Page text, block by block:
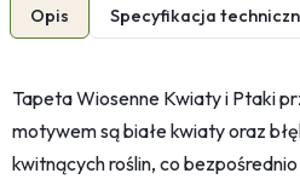
Opis Specyfikacja
Tapeta Wiosenne Kwiaty i Ptaki
motywem są białe kwiaty oraz
kwitnących roślin, co